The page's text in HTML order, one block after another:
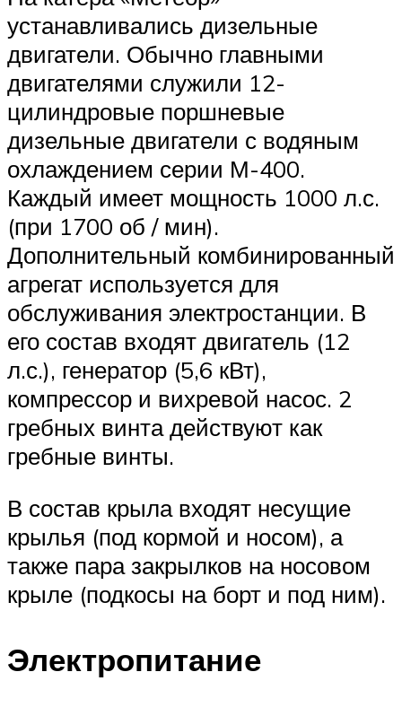
устанавливались дизельные
двигатели. Обычно главными
двигателями служили 12-
цилиндровые поршневые
дизельные двигатели с водяным
охлаждением серии М-400.
Каждый имеет мощность 1000 л.с.
(при 1700 об / мин).
Дополнительный комбинированный
агрегат используется для
обслуживания электростанции. В
его состав входят двигатель (12
л.с.), генератор (5,6 кВт),
компрессор и вихревой насос. 2
гребных винта действуют как
гребные винты.
В состав крыла входят несущие
крылья (под кормой и носом), а
также пара закрылков на носовом
крыле (подкосы на борт и под ним).
Электропитание